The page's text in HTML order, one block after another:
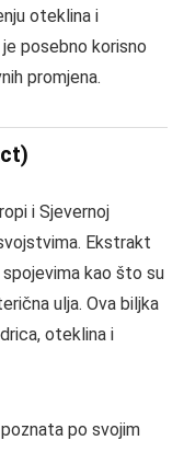
oteklina i
posebno korisno
promjena.
i Sjevernoj
Ekstrakt
kao što su
ulja. Ova biljka
oteklina i
po svojim